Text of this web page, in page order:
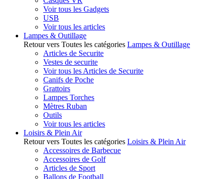
Voir tous les Gadgets
USB
Voir tous les articles
Lampes & Outillage
Retour vers Toutes les catégories Lampes & Outillage
Articles de Securite
Vestes de securite
Voir tous les Articles de Securite
Canifs de Poche
Grattoirs
Lampes Torches
Mètres Ruban
Outils
Voir tous les articles
Loisirs & Plein Air
Retour vers Toutes les catégories Loisirs & Plein Air
Accessoires de Barbecue
Accessoires de Golf
Articles de Sport
Ballons de Football